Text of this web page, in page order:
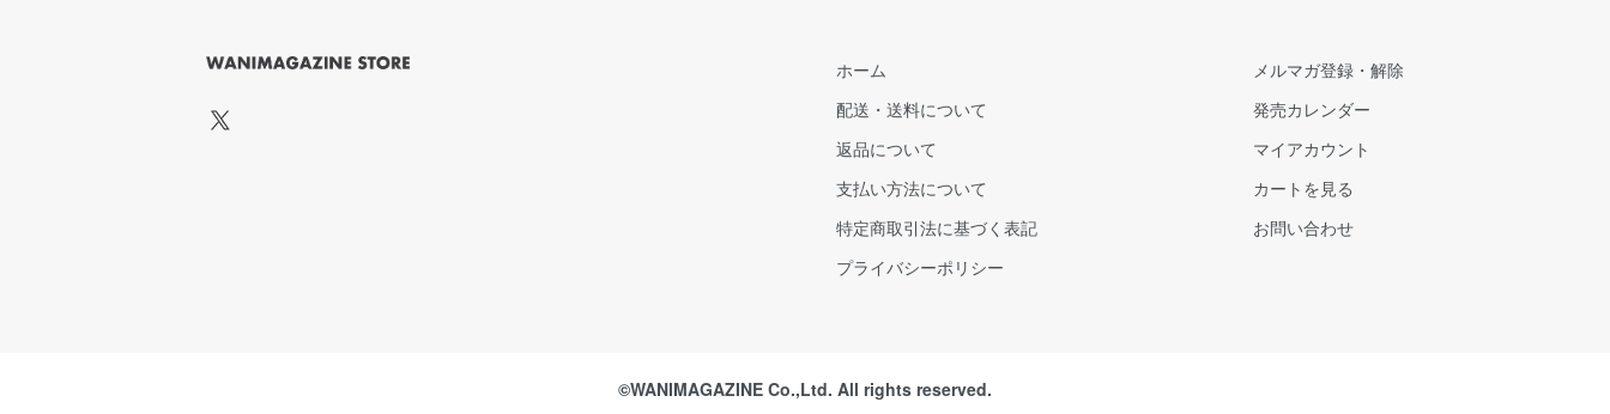
ホーム
配送・送料について
返品について
支払い方法について
特定商取引法に基づく表記
プライバシーポリシー
メルマガ登録・解除
発売カレンダー
マイアカウント
カートを見る
お問い合わせ
©WANIMAGAZINE Co.,Ltd. All rights reserved.